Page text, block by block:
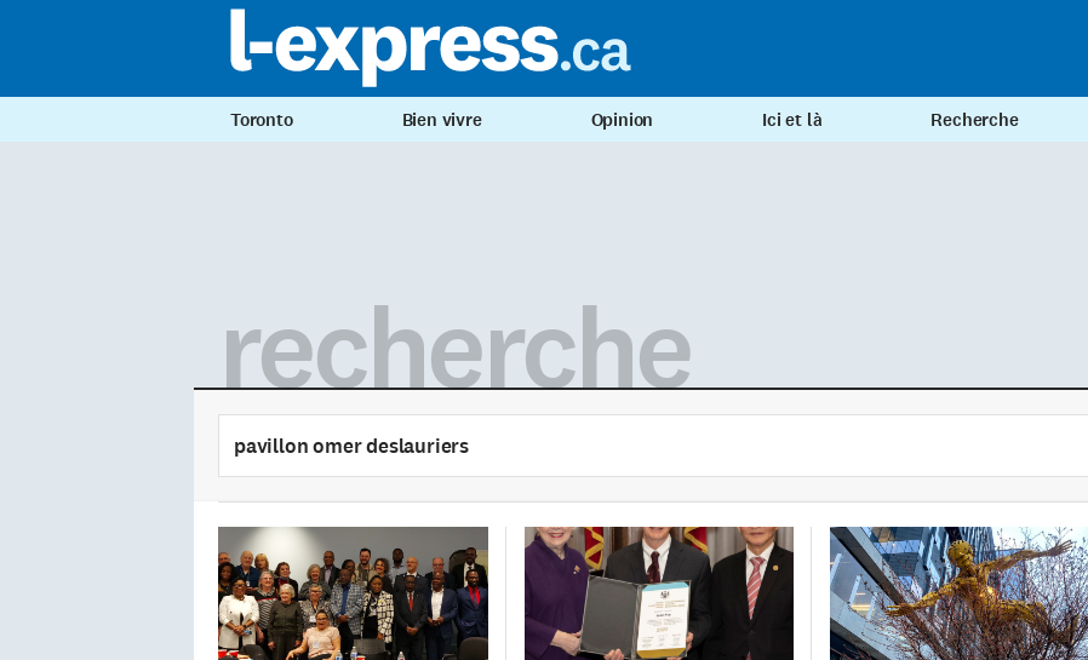
Toronto Bien vivre Opinion Ici et là Recherche
recherche